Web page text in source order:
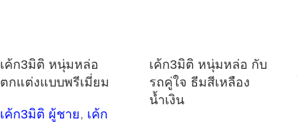
เค้ก3มิติ หนุ่มหล่อ
ตกแต่งแบบพรีเมี่ยม
เค้ก3มิติ ผู้ชาย, เค้ก
เค้ก3มิติ หนุ่มหล่อ กับ
รถคู่ใจ ธีมสีเหลือง
น้ำเงิน